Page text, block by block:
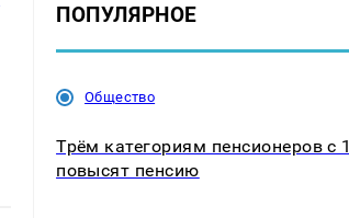
ПОПУЛЯРНОЕ
Общество
Трём категориям пенсионеров с
повысят пенсию